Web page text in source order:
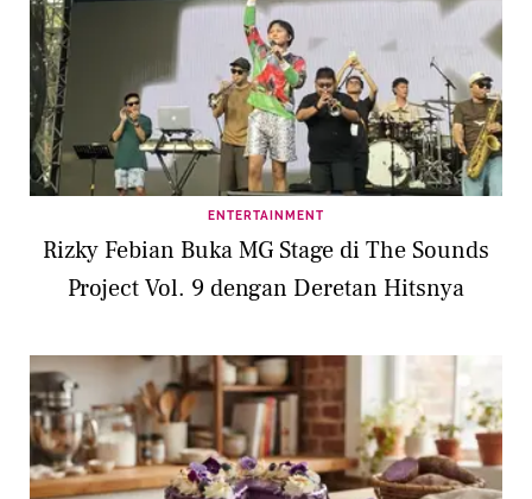
ENTERTAINMENT
Rizky Febian Buka MG Stage di The Sounds
Project Vol. 9 dengan Deretan Hitsnya